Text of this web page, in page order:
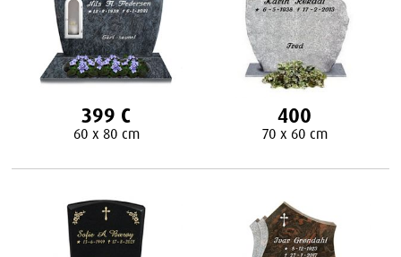
399 C
60 x 80 cm
400
70 x 60 cm